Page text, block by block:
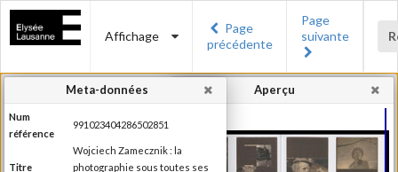
Affichage
Page
précédente
Page
suivante
Aperçu
Meta-données
Num
référence
991023404286502851
Titre
Wojciech Zamecznik : la
photographie sous toutes ses